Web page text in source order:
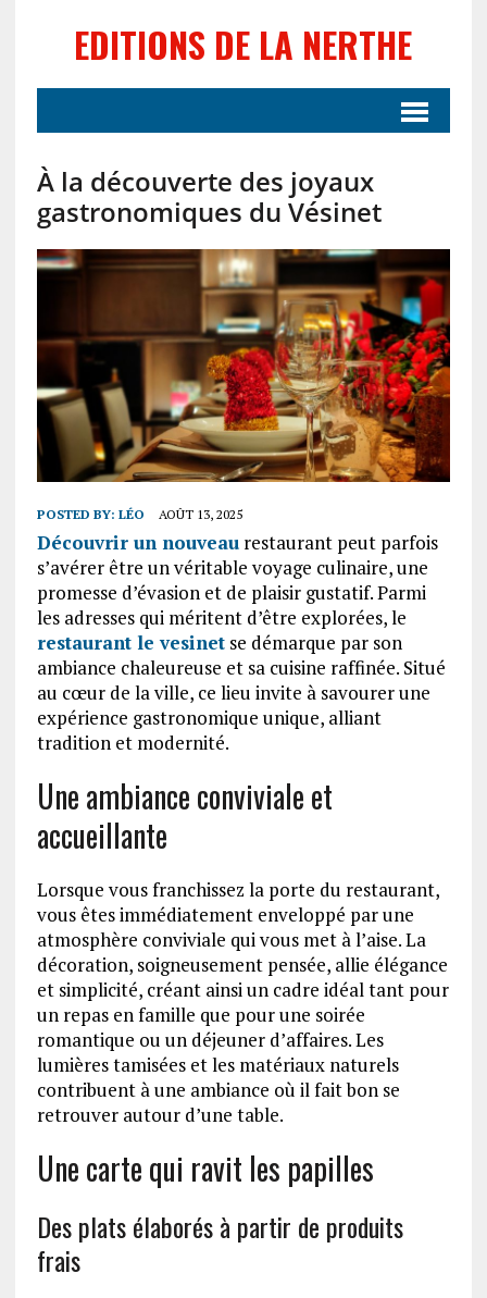
EDITIONS DE LA NERTHE
À la découverte des joyaux
gastronomiques du Vésinet
POSTED BY: LÉO AOÛT 13, 2025
Découvrir un nouveaurestaurant peut parfois
s’avérer être un véritable voyage culinaire, une
promesse d’évasion et de plaisir gustatif. Parmi
les adresses qui méritent d’être explorées, le
restaurant le vesinetse démarque par son
ambiance chaleureuse et sa cuisine raffinée. Situé
au cœur de la ville, ce lieu invite à savourer une
expérience gastronomique unique, alliant
tradition et modernité.
Une ambiance conviviale et
accueillante
Lorsque vous franchissez la porte du restaurant,
vous êtes immédiatement enveloppé par une
atmosphère conviviale qui vous met à l’aise. La
décoration, soigneusement pensée, allie élégance
et simplicité, créant ainsi un cadre idéal tant pour
un repas en famille que pour une soirée
romantique ou un déjeuner d’affaires. Les
lumières tamisées et les matériaux naturels
contribuent à une ambiance où il fait bon se
retrouver autour d’une table.
Une carte qui ravit les papilles
Des plats élaborés à partir de produits
frais